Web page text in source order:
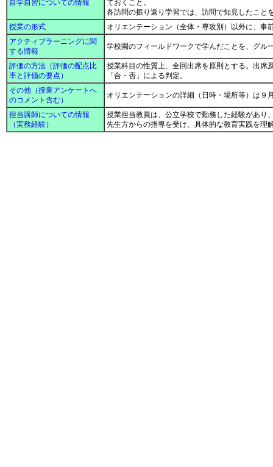
自学自習についての情報
ておくこと。
各訪問の振り返り学習では、訪問で知見したこ
授業の形式
オリエンテーション（全体・専攻別）以外に、
アクティブラーニングに関
する情報
学校園のフィールドワークで学んだことを、グ
評価の方法（評価の配点比
率と評価の要点）
授業科目の性質上、全回出席を原則とする。出席
「合・否」による判定。
その他（授業アンケートへ
のコメント含む）
オリエンテーションの詳細（日時・場所等）は
担当講師についての情報
（実務経験）
授業担当教員は、公立学校で勤務した経験があり
先生方からの指導を受け、具体的な教育実践を理